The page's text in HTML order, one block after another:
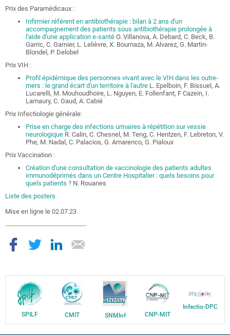
Prix des Paramédicaux :
Infirmier référent en antibiothérapie : bilan à 2 ans d'un
accompagnement des patients sous antibiothérapie prolongée à
l'aide d'une application e-santé O. Villanova, A. Debard, C. Beck, B.
Garric, C. Garnier, L. Lelièvre, X. Boumaza, M. Alvarez, G. Martin-
Blondel, P. Delobel
Prix VIH :
Profil épidémique des personnes vivant avec le VIH dans les outre-
mers : le grand écart d'un territoire à l'autre L. Epelboin, F. Bissuel, A.
Lucarelli, M. Mouhoudhoire, L. Nguyen, E. Follenfant, F Cazein, I.
Lamaury, C. Gaud, A. Cabié
Prix Infectiologie générale:
Prise en charge des infections urinaires à répétition sur vessie
neurologique R. Calin, C. Chesnel, M. Teng, C. Hentzen, F. Lebreton, V.
Phe, M. Nadal, C. Palacios, G. Amarenco, G. Pialoux
Prix Vaccination :
Création d'une consultation de vaccinologie des patients adultes
immunodéprimés dans un Centre Hospitalier : quels besoins pour
quels patients ? N. Rouanes
Liste des posters
Mise en ligne le 02.07.23
SPILF CMIT SNMInf CNP-MIT
Infectio-DPC